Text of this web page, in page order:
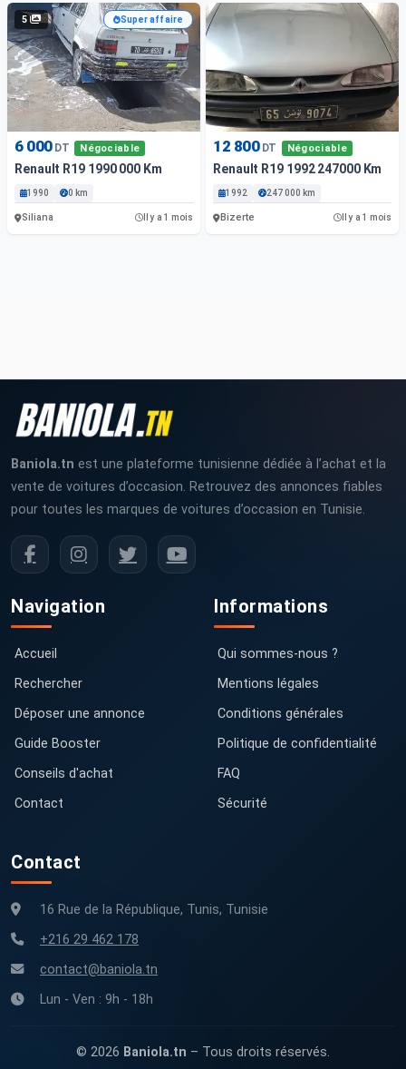
5 Super affaire
6 000 DT Négociable
Renault R19 1990 000 Km
1990 0 km
Siliana Il y a 1 mois
12 800 DT Négociable
Renault R19 1992 247000 Km
1992 247 000 km
Bizerte Il y a 1 mois
Baniola.tn est une plateforme tunisienne dédiée à l’achat et la
vente de voitures d’occasion. Retrouvez des annonces fiables
pour toutes les marques de voitures d’occasion en Tunisie.
Navigation
Accueil
Rechercher
Déposer une annonce
Guide Booster
Conseils d'achat
Contact
Informations
Qui sommes-nous ?
Mentions légales
Conditions générales
Politique de confidentialité
FAQ
Sécurité
Contact
16 Rue de la République, Tunis, Tunisie
+216 29 462 178
contact@baniola.tn
Lun - Ven : 9h - 18h
© 2026 Baniola.tn – Tous droits réservés.